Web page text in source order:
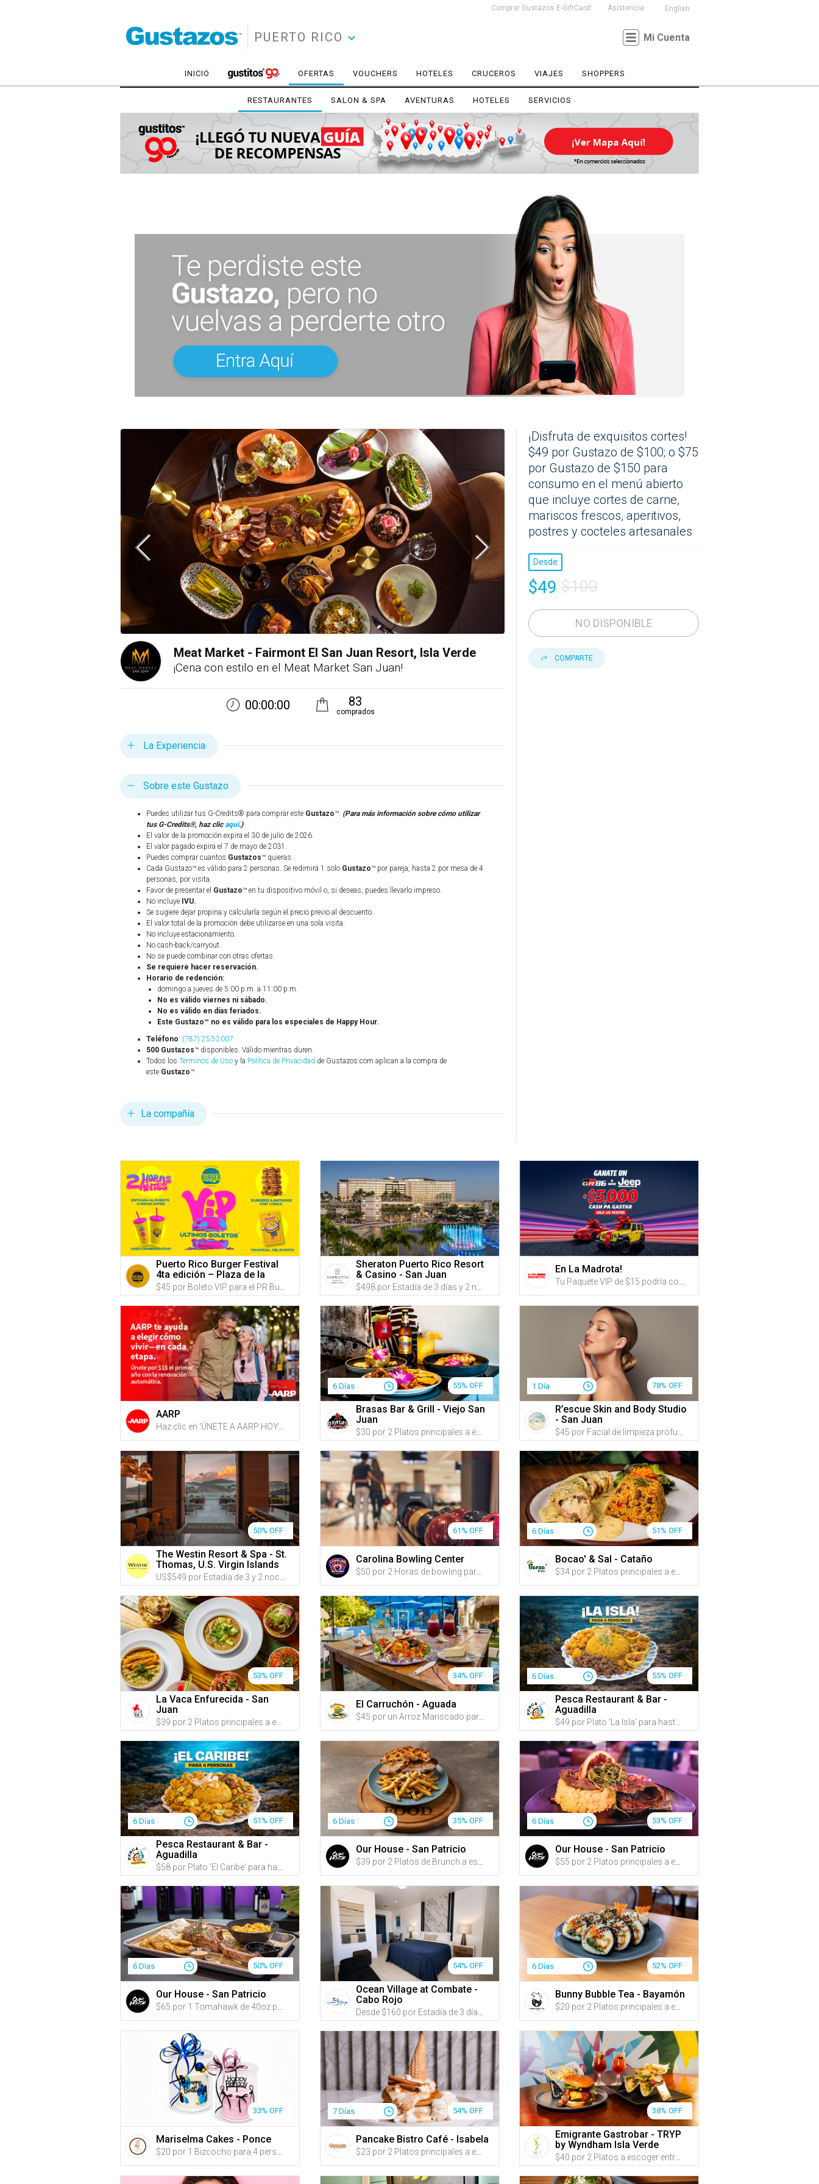
PUERTO RICO
English
Asistencia
Comprar Gustazos E-GiftCard!
Mi Cuenta
INICIO OFERTAS VOUCHERS HOTELES CRUCEROS VIAJES SHOPPERS
RESTAURANTES SALON & SPA AVENTURAS HOTELES SERVICIOS
¡Disfruta de exquisitos cortes!
$49 por Gustazo de $100; o $75
por Gustazo de $150 para
consumo en el menú abierto
que incluye cortes de carne,
mariscos frescos, aperitivos,
postres y cocteles artesanales
Desde
$49 $100
NO DISPONIBLE
COMPARTE
Meat Market - Fairmont El San Juan Resort, Isla Verde
¡Cena con estilo en el Meat Market San Juan!
00:00:00 83
comprados
La Experiencia
Sobre este Gustazo
Puedes utilizar tus G-Credits® para comprar este Gustazo™. (Para más información sobre cómo utilizar
tus G-Credits®, haz clicaquí.)
El valor de la promoción expira el 30 de julio de 2026.
El valor pagado expira el 7 de mayo de 2031.
Puedes comprar cuantos Gustazos™ quieras.
Cada Gustazo™ es válido para 2 personas. Se redimirá 1 solo Gustazo™ por pareja, hasta 2 por mesa de 4
personas, por visita.
Favor de presentar el Gustazo™ en tu dispositivo móvil o, si deseas, puedes llevarlo impreso.
No incluye IVU.
Se sugiere dejar propina y calcularla según el precio previo al descuento.
El valor total de la promoción debe utilizarse en una sola visita.
No incluye estacionamiento.
No cash-back/carryout.
No se puede combinar con otras ofertas.
Se requiere hacer reservación.
Horario de redención:
domingo a jueves de 5:00 p.m. a 11:00 p.m.
No es válido viernes ni sábado.
No es válido en días feriados.
Este Gustazo™ no es válido para los especiales de Happy Hour.
Teléfono: (787) 253-2007
500 Gustazos™ disponibles. Válido mientras duren.
Todos los Términos de Uso y la Política de Privacidad de Gustazos.com aplican a la compra de
este Gustazo™ .
La compañía
Puerto Rico Burger Festival
4ta edición – Plaza de la
Independencia, (Predios
Hiram Bithorn & Roberto
Clemente
Sheraton Puerto Rico Resort
& Casino - San Juan
En La Madrota!
AARP
6 Días 55% OFF
Brasas Bar & Grill - Viejo San
Juan
$30 por 2 Platos principales a escoger entre: Mofongo relleno de pollo en salsa cremosa de ajo; Salmón en salsa de parcha acompañado de majado del día; o Carne frita acompañada de mamposteao y tostones + 2 Sangrías, cervezas, jugos naturales o refrescos
1 Día 78% OFF
R’escue Skin and Body Studio
- San Juan
50% OFF
The Westin Resort & Spa - St.
Thomas, U.S. Virgin Islands
61% OFF
Carolina Bowling Center
$50 por 2 Horas de bowling para hasta 8 personas + Incluye alquiler de zapatos para hasta 8 personas
6 Días 51% OFF
Bocao' & Sal - Cataño
53% OFF
La Vaca Enfurecida - San
Juan
34% OFF
El Carruchón - Aguada
$45 por un Arroz Mariscado para 2 personas + 2 Copas de Sangría + 1 Cheesecake para compartir
6 Días 55% OFF
Pesca Restaurant & Bar -
Aguadilla
6 Días 51% OFF
Pesca Restaurant & Bar -
Aguadilla
6 Días 35% OFF
Our House - San Patricio
6 Días 53% OFF
Our House - San Patricio
6 Días 50% OFF
Our House - San Patricio
54% OFF
Ocean Village at Combate -
Cabo Rojo
6 Días 52% OFF
Bunny Bubble Tea - Bayamón
33% OFF
Mariselma Cakes - Ponce
7 Días 54% OFF
Pancake Bistro Café - Isabela
$23 por 2 Platos principales a escoger entre: “Nutella Pancakes” coronados con una barquilla con mantecado; “Pumpkin Spice Pancakes”; “Cookies and Cream Pancakes” con salsa buttercream y trozos de Oreo y Nutella; “Boricua Benedictinos” montados en bocadillos de bacalaítos y pernil desmenuzado, bañados en salsa holandesa; o “Wobble Omelette” relleno de jamón de pavo y vegetales salteados con queso suizo acompañados de tostadas y un pancake + 2 Mimosas o Jugos (china, parcha o melón)
38% OFF
Emigrante Gastrobar - TRYP
by Wyndham Isla Verde